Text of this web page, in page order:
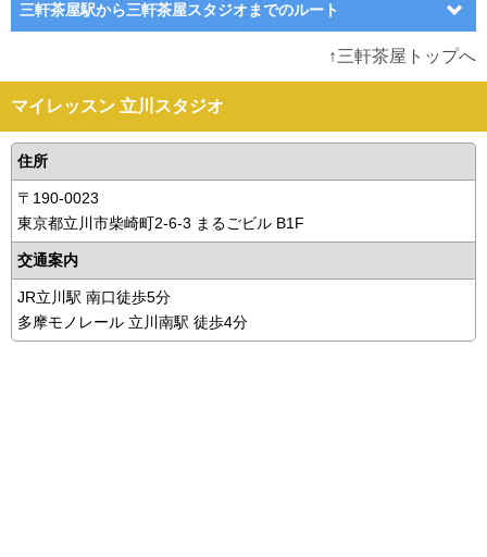
三軒茶屋駅から三軒茶屋スタジオまでのルート
↑三軒茶屋トップへ
マイレッスン 立川スタジオ
住所
〒190-0023
東京都立川市柴崎町2-6-3 まるごビル B1F
交通案内
JR立川駅 南口徒歩5分
多摩モノレール 立川南駅 徒歩4分